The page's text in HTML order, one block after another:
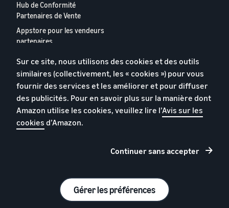
Hub de Conformité
Partenaires de Vente
Appstore pour les vendeurs
partenaires
vendeurs partenaires
européens
Politique de confidentialité
Conditions générales
Sur ce site, nous utilisons des cookies et des outils
similaires (collectivement, les « cookies ») pour vous
fournir des services et les améliorer et pour diffuser
des publicités. Pour en savoir plus sur la manière dont
Amazon utilise les cookies, veuillez lire l’Avis sur les
cookies d’Amazon.
Continuer sans accepter
Gérer les préférences